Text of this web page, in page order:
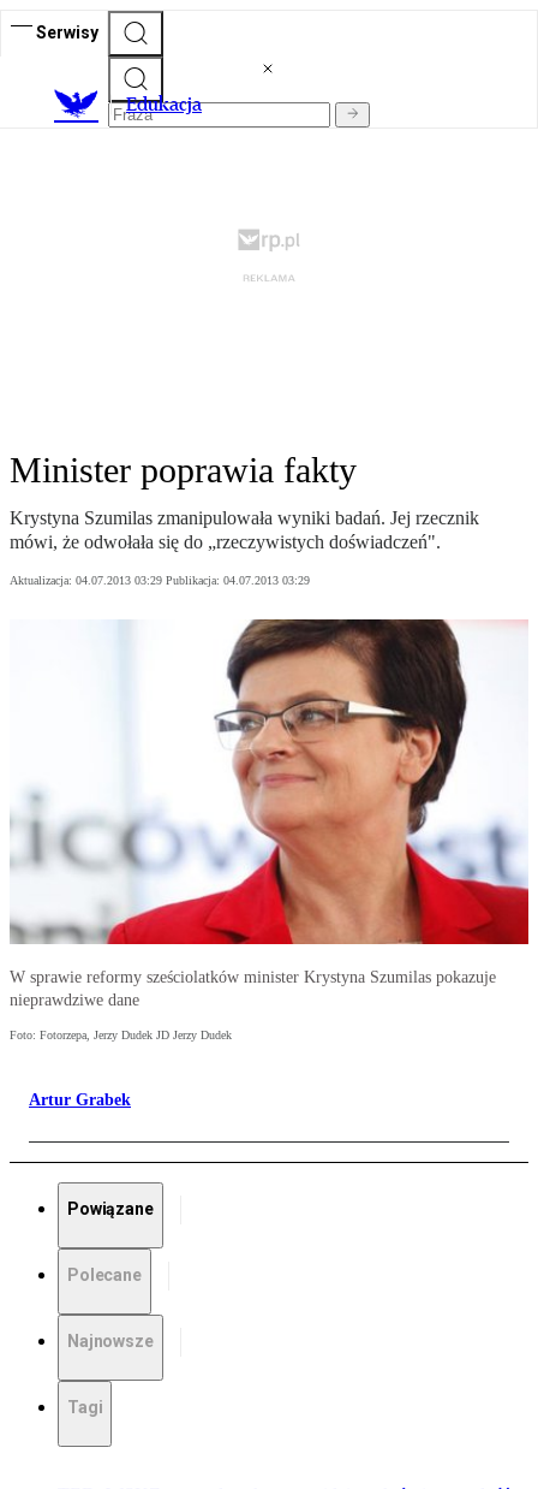
Serwisy
Edukacja
Minister poprawia fakty
Krystyna Szumilas zmanipulowała wyniki badań. Jej rzecznik
mówi, że odwołała się do „rzeczywistych doświadczeń".
Aktualizacja: 04.07.2013 03:29 Publikacja: 04.07.2013 03:29
W sprawie reformy sześciolatków minister Krystyna Szumilas pokazuje
nieprawdziwe dane
Foto: Fotorzepa, Jerzy Dudek JD Jerzy Dudek
Artur Grabek
Powiązane
Polecane
Najnowsze
Tagi